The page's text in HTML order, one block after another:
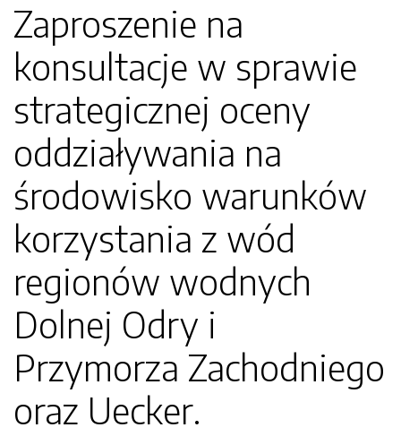
Zaproszenie na
konsultacje w sprawie
strategicznej oceny
oddziaływania na
środowisko warunków
korzystania z wód
regionów wodnych
Dolnej Odry i
Przymorza Zachodniego
oraz Uecker.